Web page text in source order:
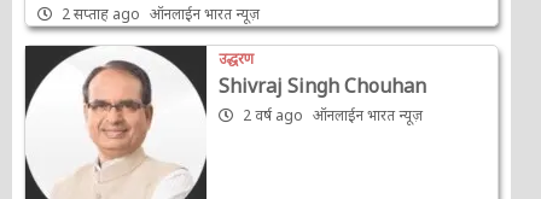
2 सप्ताह ago ऑनलाईन भारत न्यूज़
उद्धरण
Shivraj Singh Chouhan
2 वर्ष ago ऑनलाईन भारत न्यूज़